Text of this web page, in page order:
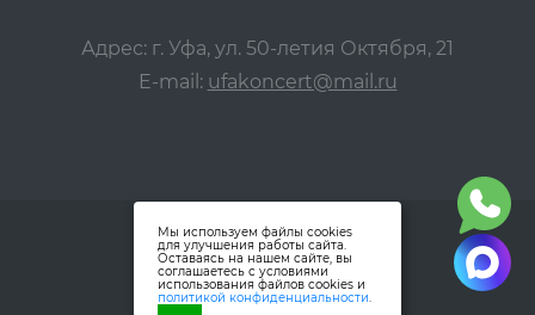
Адрес: г. Уфа, ул. 50-летия Октября, 21
E-mail: ufakoncert@mail.ru
Мы используем файлы cookies
для улучшения работы сайта.
Оставаясь на нашем сайте, вы
соглашаетесь с условиями
использования файлов cookies и
политикой конфиденциальности